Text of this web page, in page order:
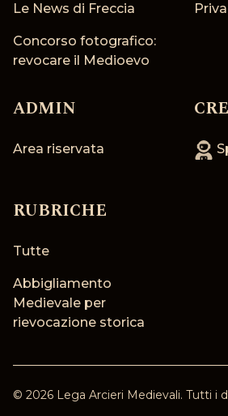
Le News di Freccia
Concorso fotografico:
revocare il Medioevo
ADMIN
Area riservata
RUBRICHE
Tutte
Abbigliamento
Medievale per
rievocazione storica
© 2026 Lega Arcieri Medievali. Tutti i